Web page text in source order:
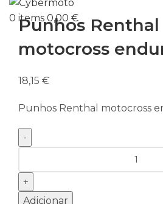
0 items 0,00 €
Punhos Renthal
motocross
18,15 €
Punhos Renthal motocross
de
Punhos
Renthal
Adicionar